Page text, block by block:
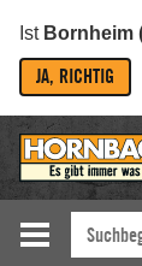
Ist Bornheim
JA, RICHTIG